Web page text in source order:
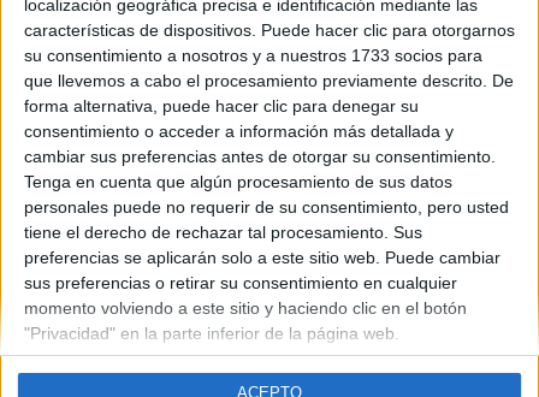
localización geográfica precisa e identificación mediante las
características de dispositivos. Puede hacer clic para otorgarnos
su consentimiento a nosotros y a nuestros 1733 socios para
que llevemos a cabo el procesamiento previamente descrito. De
forma alternativa, puede hacer clic para denegar su
consentimiento o acceder a información más detallada y
cambiar sus preferencias antes de otorgar su consentimiento.
Tenga en cuenta que algún procesamiento de sus datos
personales puede no requerir de su consentimiento, pero usted
tiene el derecho de rechazar tal procesamiento. Sus
preferencias se aplicarán solo a este sitio web. Puede cambiar
sus preferencias o retirar su consentimiento en cualquier
momento volviendo a este sitio y haciendo clic en el botón
"Privacidad" en la parte inferior de la página web.
ACEPTO
Geografía
Fichero Examen:
examen-selectividad-geografia-castilla-y-leon-2013-junio.pdf
Quiénes somos| Contactar| Anúnciate
Aviso legal|Politica de privacidad|Condiciones generales
de cookies
© 2003-2026Compás Mediterráneo S.L.- Diego de León 47 - 28006
Madrid [ESPAÑA] - Tel. +34 91 593 2767